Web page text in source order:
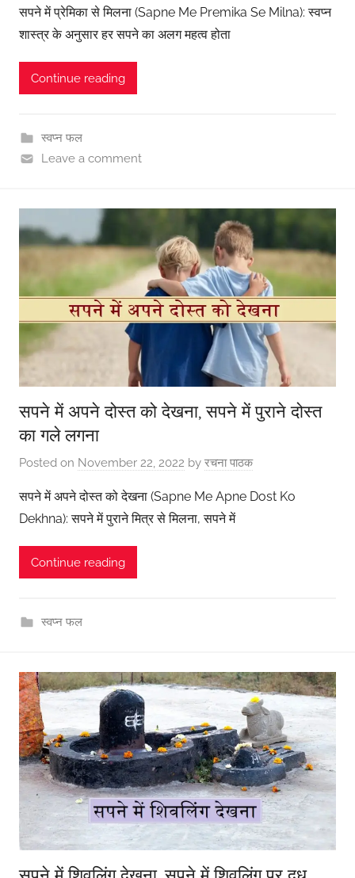
सपने में प्रेमिका से मिलना (Sapne Me Premika Se Milna): स्वप्न
शास्त्र के अनुसार हर सपने का अलग महत्व होता
Continue reading
स्वप्न फल
Leave a comment
सपने में अपने दोस्त को देखना, सपने में पुराने दोस्त
का गले लगना
Posted on November 22, 2022 by रचना पाठक
सपने में अपने दोस्त को देखना (Sapne Me Apne Dost Ko
Dekhna): सपने में पुराने मित्र से मिलना, सपने में
Continue reading
स्वप्न फल